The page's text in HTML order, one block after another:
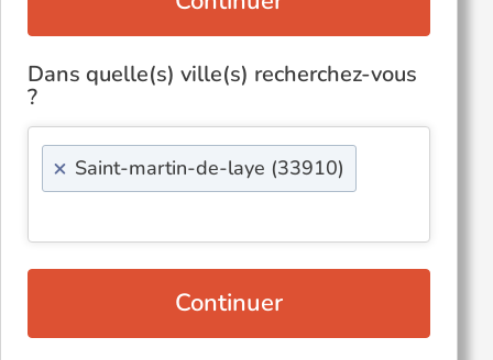
Dans quelle(s) ville(s) recherchez-vous
?
× Saint-martin-de-laye (33910)
Continuer